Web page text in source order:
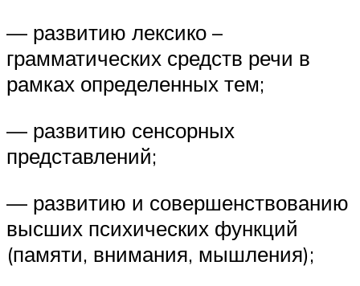
— развитию лексико –
грамматических средств речи в
рамках определенных тем;
— развитию сенсорных
представлений;
— развитию и совершенствованию
высших психических функций
(памяти, внимания, мышления);